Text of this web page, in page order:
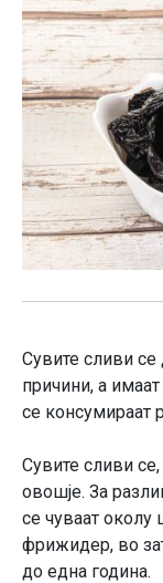
Сувите сливи се
причини, а
се консумираат
Сувите сливи
овошје. За
се чуваат околу
фрижидер, во
до една година.